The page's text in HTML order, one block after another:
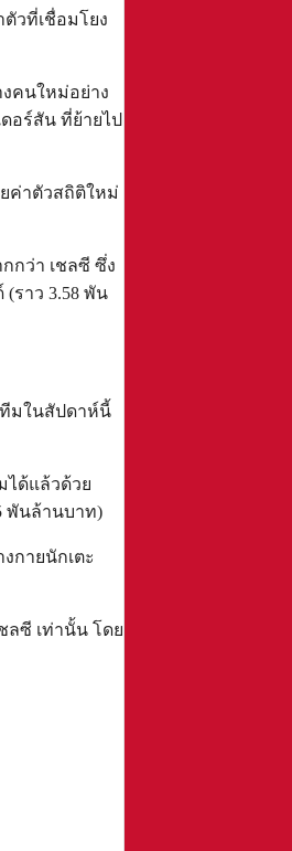
วที่เชื่อมโยง
คนใหม่อย่าง
อร์สัน ที่ย้ายไป
ค่าตัวสถิติใหม่
กว่า เชลซี ซึ่ง
ราว 3.58 พัน
มในสัปดาห์นี้
ได้แล้วด้วย
พันล้านบาท)
กายนักเตะ
ลซี เท่านั้น โดย